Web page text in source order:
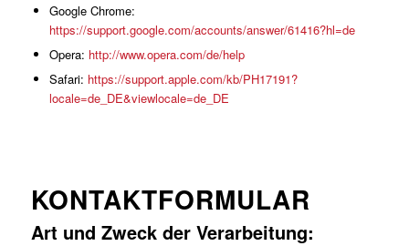
Google Chrome:
https://support.google.com/accounts/answer/61416?hl=de
Opera: http://www.opera.com/de/help
Safari: https://support.apple.com/kb/PH17191?
locale=de_DE&viewlocale=de_DE
KONTAKTFORMULAR
Art und Zweck der Verarbeitung: